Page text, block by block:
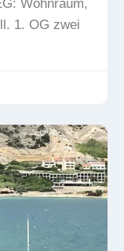
Wohnraum,
1. OG zwei